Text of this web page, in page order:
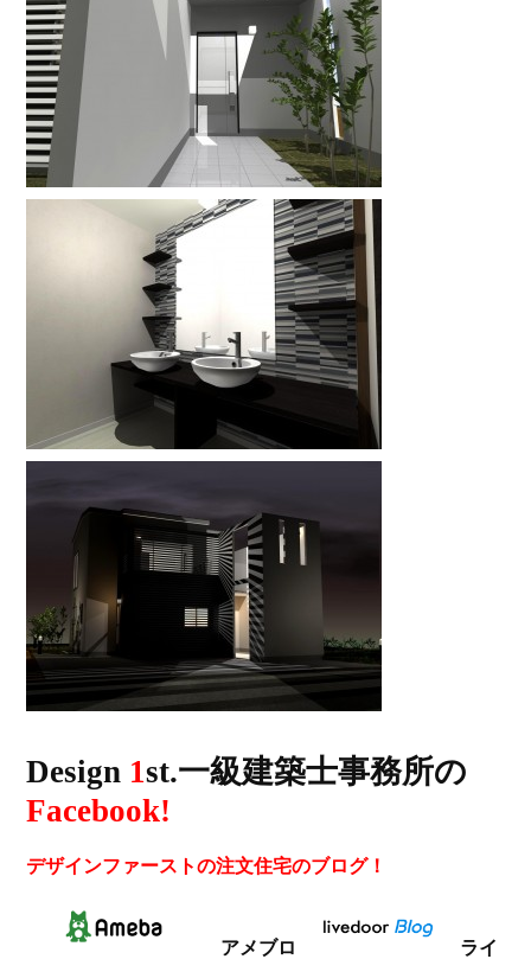
Design 1st.一級建築士事務所の
Facebook!
デザインファーストの注文住宅のブログ！
アメブロ ライ